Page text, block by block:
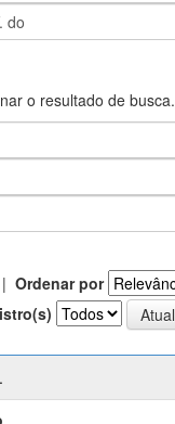
o resultado de busca.
| Ordenar por